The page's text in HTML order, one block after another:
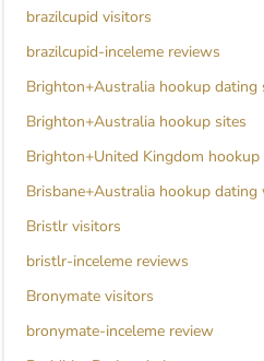
brazilcupid visitors
brazilcupid-inceleme reviews
Brighton+Australia hookup dating
Brighton+Australia hookup sites
Brighton+United Kingdom
Brisbane+Australia hookup dating
Bristlr visitors
bristlr-inceleme reviews
Bronymate visitors
bronymate-inceleme review